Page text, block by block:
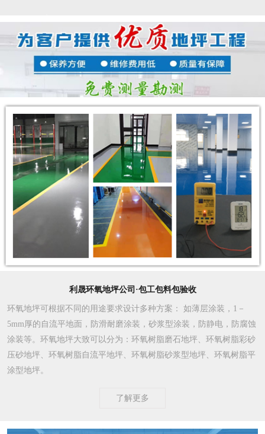
利晟环氧地坪公司·包工包料包验收
环氧地坪可根据不同的用途要求设计多种方案 ： 如薄层涂装，1－
5mm厚的自流平地面，防滑耐磨涂装，砂浆型涂装，防静电，防腐蚀
涂装等。环氧地坪大致可以分为：环氧树脂磨石地坪、环氧树脂彩砂
压砂地坪、环氧树脂自流平地坪、环氧树脂砂浆型地坪、环氧树脂平
涂型地坪。
了解更多